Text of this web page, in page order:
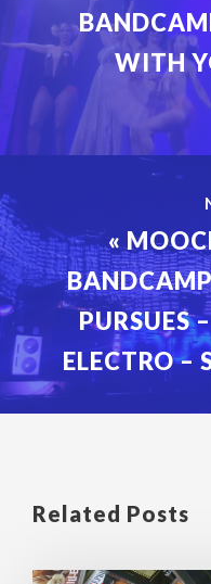
WITH
«
PURSUES
ELECTRO –
Related Posts